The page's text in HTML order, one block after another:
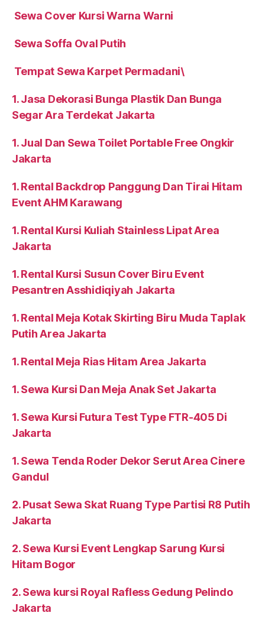
Sewa Cover Kursi Warna Warni
Sewa Soffa Oval Putih
Tempat Sewa Karpet Permadani\
1. Jasa Dekorasi Bunga Plastik Dan Bunga
Segar Ara Terdekat Jakarta
1. Jual Dan Sewa Toilet Portable Free Ongkir
Jakarta
1. Rental Backdrop Panggung Dan Tirai Hitam
Event AHM Karawang
1. Rental Kursi Kuliah Stainless Lipat Area
Jakarta
1. Rental Kursi Susun Cover Biru Event
Pesantren Asshidiqiyah Jakarta
1. Rental Meja Kotak Skirting Biru Muda Taplak
Putih Area Jakarta
1. Rental Meja Rias Hitam Area Jakarta
1. Sewa Kursi Dan Meja Anak Set Jakarta
1. Sewa Kursi Futura Test Type FTR-405 Di
Jakarta
1. Sewa Tenda Roder Dekor Serut Area Cinere
Gandul
2. Pusat Sewa Skat Ruang Type Partisi R8 Putih
Jakarta
2. Sewa Kursi Event Lengkap Sarung Kursi
Hitam Bogor
2. Sewa kursi Royal Rafless Gedung Pelindo
Jakarta